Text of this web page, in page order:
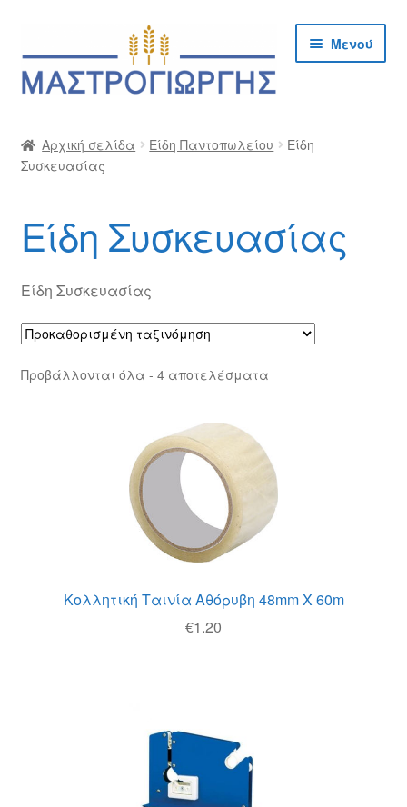
μετάβαση
στην
σε
περιεχόμενο
Μενού
Cargo Kalymnos – Cargo Κάλυμνος
Δημιουργία Λογαριασμού Χονδρικής
Ο λογαριασμός μου
Όροι χρήσης
Αρχική σελίδα Είδη Παντοπωλείου
Είδη
Συσκευασίας
Είδη Συσκευασίας
Είδη Συσκευασίας
Προβάλλονται όλα - 4 αποτελέσματα
Κολλητική Ταινία Αθόρυβη 48mm Χ 60m
€1.20